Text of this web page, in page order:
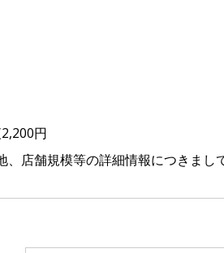
円
店舗規模等の詳細情報につきまし